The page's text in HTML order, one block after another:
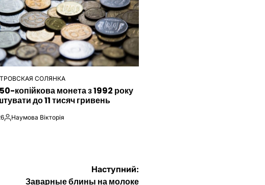
СОЛЯНКА
50-копійкова монета з 1992 року
до 11 тисяч гривень
Опубліковано
Наумова Вікторія
Наступний:
Заварные блины на молоке